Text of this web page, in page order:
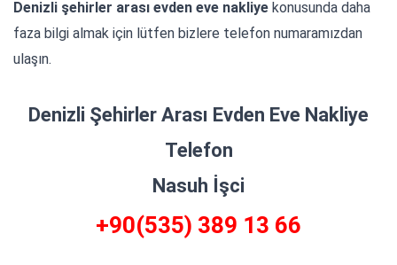
Denizli şehirler arası evden eve nakliye konusunda daha
faza bilgi almak için lütfen bizlere telefon numaramızdan
ulaşın.
Denizli Şehirler Arası Evden Eve Nakliye
Telefon
Nasuh İşci
+90(535) 389 13 66